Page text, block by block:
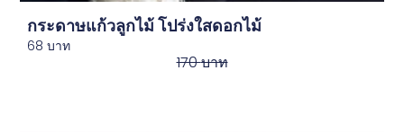
กระดาษแก้วลูกไม้ โปร่งใสดอกไม้
170บาท
68บาท